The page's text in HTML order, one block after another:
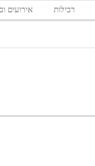
רכילות אירועים